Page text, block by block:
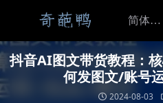
抖音AI图文带货教程：
何发图文/账号
2024-08-03